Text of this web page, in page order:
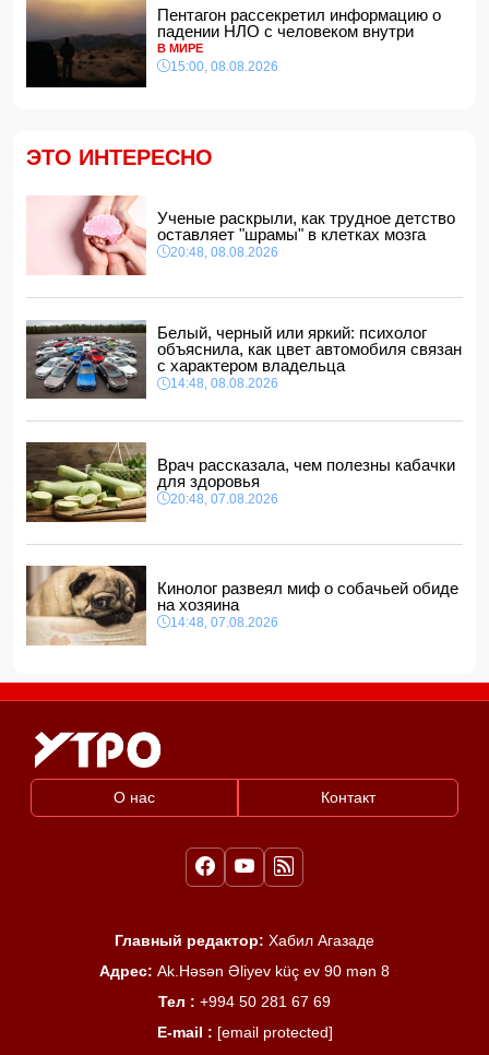
В Агдашском районе расследуется конфликт, связанный
с церемонией помолвки с участием
несовершеннолетней
14:28, 08.08.2026
Найдено тело утонувшего в море 16-летнего юноши
обвинений в адрес Инфантино
ВС РФ взяли под контроль Ивановку в Харьковской
области
14:04, 08.08.2026
Прогноз погоды в Азербайджане на 9 августа
14:00, 08.08.2026
Никол Пашинян позвонил Ильхаму Алиеву
12:48, 08.08.2026
СМИ: США ищут на Кубе фигуру для повторения
"венесуэльского сценария"
Пентагон рассекретил информацию о
падении НЛО с человеком внутри
В МИРЕ
15:00, 08.08.2026
ЭТО ИНТЕРЕСНО
Ученые раскрыли, как трудное детство
оставляет "шрамы" в клетках мозга
20:48, 08.08.2026
Белый, черный или яркий: психолог
объяснила, как цвет автомобиля связан
с характером владельца
14:48, 08.08.2026
Врач рассказала, чем полезны кабачки
для здоровья
20:48, 07.08.2026
Кинолог развеял миф о собачьей обиде
на хозяина
14:48, 07.08.2026
О нас Контакт
Главный редактор: Хабил Агазаде
Адрес: Ak.Həsən Əliyev küç ev 90 mən 8
Тел : +994 50 281 67 69
E-mail : [email protected]